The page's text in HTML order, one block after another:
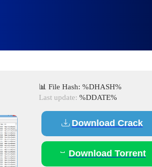
11 (x32x64)
📊 File Hash: %DHASH%
Last update: %DDATE%
Download Crack
Download Torrent